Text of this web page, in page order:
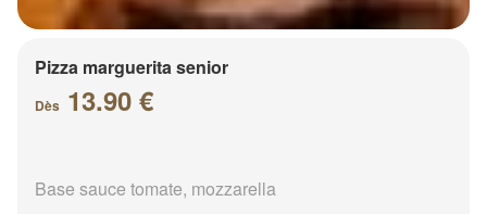
Pizza marguerita senior
Dès 13.90 €
Base sauce tomate, mozzarella